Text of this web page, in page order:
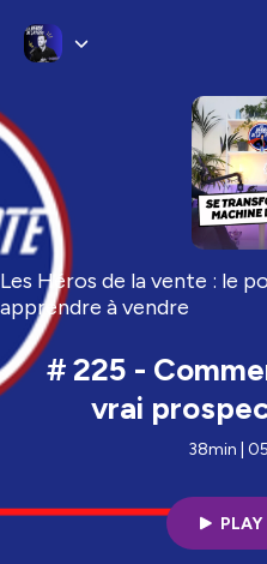
Les Héros de la vente : le
apprendre à vendre
# 225 -
vrai
rencontrer38min |
PLAY